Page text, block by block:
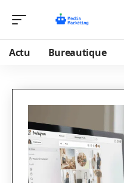
Actu Bureautique